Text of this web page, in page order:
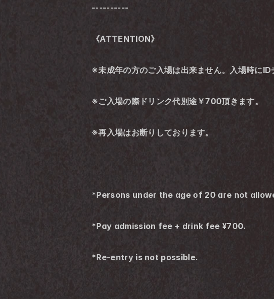
----------
《ATTENTION》
※未成年の方のご入場は出来ません。入場時にID
※ご入場の際ドリンク代別途￥700頂きます。
※再入場はお断りしております。
*Persons under the age of 20 are not
*Pay admission fee + drink fee ¥700.
*Re-entry is not possible.